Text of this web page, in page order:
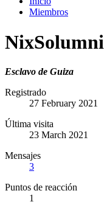
Miembros
NixSolumni
Esclavo de Guiza
Registrado
27 February 2021
Última visita
23 March 2021
Mensajes
3
Puntos de reacción
1